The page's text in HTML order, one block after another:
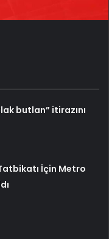
butlan” itirazını
İçin Metro